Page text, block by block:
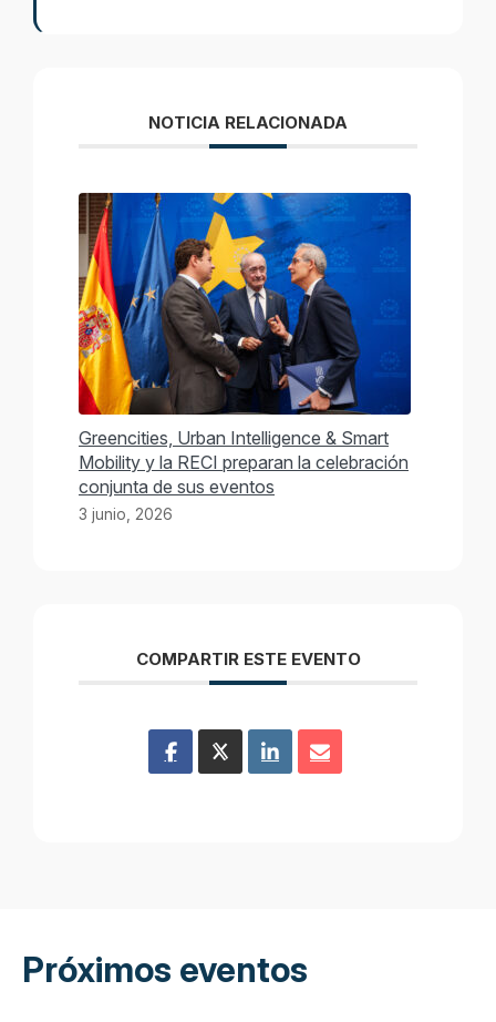
NOTICIA RELACIONADA
Greencities, Urban Intelligence & Smart
Mobility y la RECI preparan la celebración
conjunta de sus eventos
3 junio, 2026
COMPARTIR ESTE EVENTO
Próximos eventos